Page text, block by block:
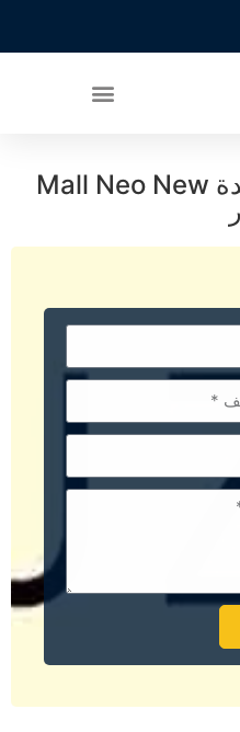
مول نييو القاهرة الجديدة Mall Neo New